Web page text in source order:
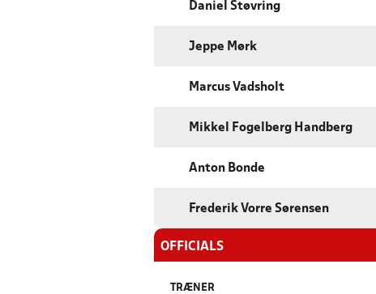
Daniel Støvring
Jeppe Mørk
Marcus Vadsholt
Mikkel Fogelberg Handberg
Anton Bonde
Frederik Vorre Sørensen
OFFICIALS
TRÆNER